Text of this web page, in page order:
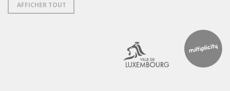
AFFICHER TOUT